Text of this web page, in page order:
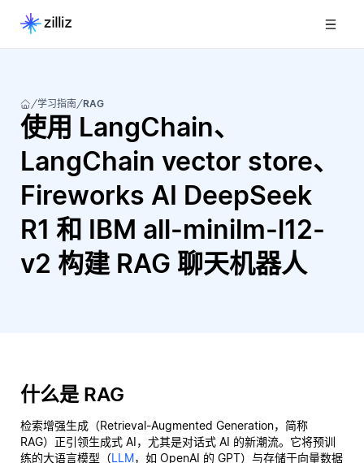
学习指南 RAG
使用 LangChain、
LangChain vector store、
Fireworks AI DeepSeek
R1 和 IBM all-minilm-l12-
v2 构建 RAG 聊天机器人
什么是 RAG
检索增强生成（Retrieval-Augmented Generation，简称
RAG）正引领生成式 AI，尤其是对话式 AI 的新潮流。它将预训
练的大语言模型（LLM，如 OpenAI 的 GPT）与存储于向量数据